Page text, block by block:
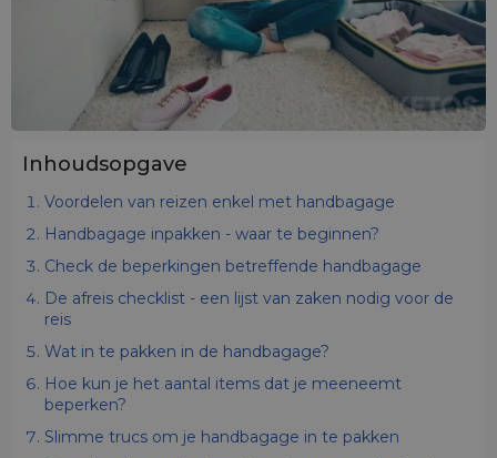
Inhoudsopgave
Voordelen van reizen enkel met handbagage
Handbagage inpakken - waar te beginnen?
Check de beperkingen betreffende handbagage
De afreis checklist - een lijst van zaken nodig voor de
reis
Wat in te pakken in de handbagage?
Hoe kun je het aantal items dat je meeneemt
beperken?
Slimme trucs om je handbagage in te pakken